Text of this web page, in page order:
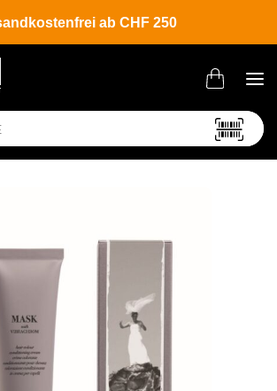
ab CHF 250
Colour